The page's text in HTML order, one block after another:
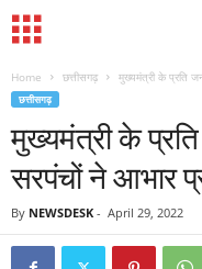
Home छत्तीसगढ़ मुख्यमंत्री के प्रति
छत्तीसगढ़
मुख्यमंत्री के
सरपंचों ने आभार
By NEWSDESK - April 29, 2022